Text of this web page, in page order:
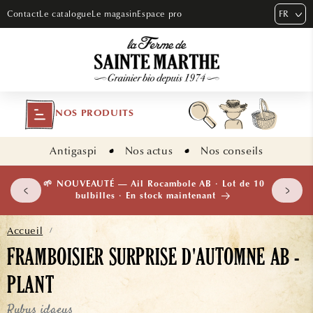
ET PASSER
ContactLe catalogueLe magasinEspace pro FR
NOS PRODUITS
Antigaspi Nos actus Nos conseils
🌱 NOUVEAUTÉ — Ail Rocambole AB · Lot de 10
bulbilles · En stock maintenant
Accueil /
FRAMBOISIER SURPRISE D'AUTOMNE AB -
PLANT